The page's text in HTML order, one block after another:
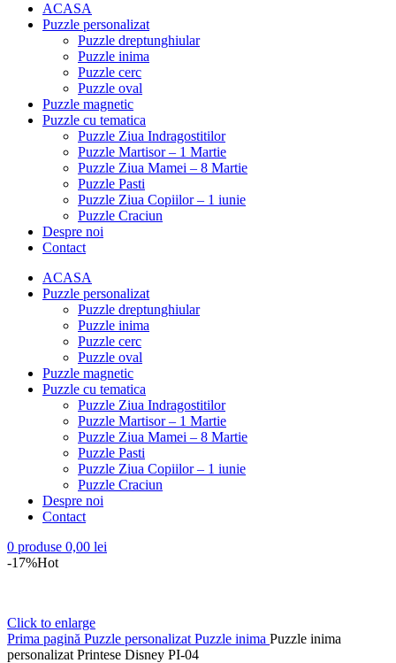
ACASA
Puzzle personalizat
Puzzle dreptunghiular
Puzzle inima
Puzzle cerc
Puzzle oval
Puzzle magnetic
Puzzle cu tematica
Puzzle Ziua Indragostitilor
Puzzle Martisor – 1 Martie
Puzzle Ziua Mamei – 8 Martie
Puzzle Pasti
Puzzle Ziua Copiilor – 1 iunie
Puzzle Craciun
Despre noi
Contact
ACASA
Puzzle personalizat
Puzzle dreptunghiular
Puzzle inima
Puzzle cerc
Puzzle oval
Puzzle magnetic
Puzzle cu tematica
Puzzle Ziua Indragostitilor
Puzzle Martisor – 1 Martie
Puzzle Ziua Mamei – 8 Martie
Puzzle Pasti
Puzzle Ziua Copiilor – 1 iunie
Puzzle Craciun
Despre noi
Contact
0 produse 0,00 lei
-17%Hot
Click to enlarge
Prima pagină Puzzle personalizat Puzzle inima Puzzle inima
personalizat Printese Disney PI-04